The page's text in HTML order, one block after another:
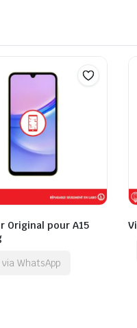
Original pour A15
via WhatsApp